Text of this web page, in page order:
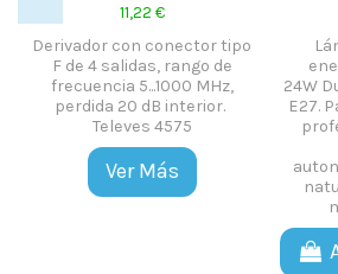
6,53 €
Lámpara de ahorro
energético 220-240V
24W Duralux ECO. Casquillo
E27. Para uso doméstico y
profesional con 10.000
horas de
autonomía. Tonalidad luz
natural. Calidad con el
F de